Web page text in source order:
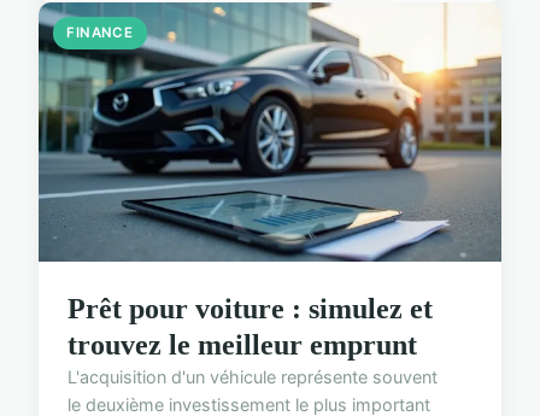
FINANCE
Prêt pour voiture : simulez et
trouvez le meilleur emprunt
L'acquisition d'un véhicule représente souvent
le deuxième investissement le plus important